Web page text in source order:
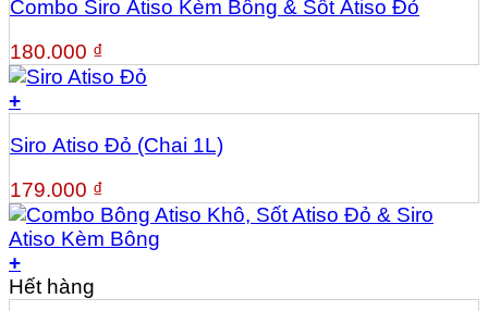
Combo Siro Atiso Kèm Bông & Sốt Atiso Đỏ
180.000 ₫
+
Siro Atiso Đỏ (Chai 1L)
179.000 ₫
+
Hết hàng